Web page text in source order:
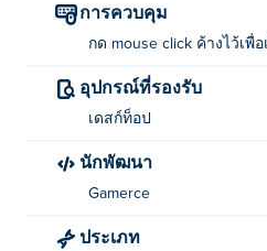
การควบคุม
กด mouse click ค้างไว้เพื่
อุปกรณ์ที่รองรับ
เดสก์ท็อป
นักพัฒนา
Gamerce
ประเภท